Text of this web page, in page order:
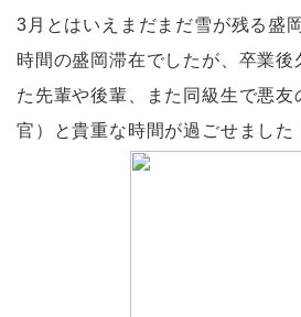
3月とはいえまだまだ雪が残る盛
時間の盛岡滞在でしたが、卒業後
た先輩や後輩、また同級生で悪友
官）と貴重な時間が過ごせました